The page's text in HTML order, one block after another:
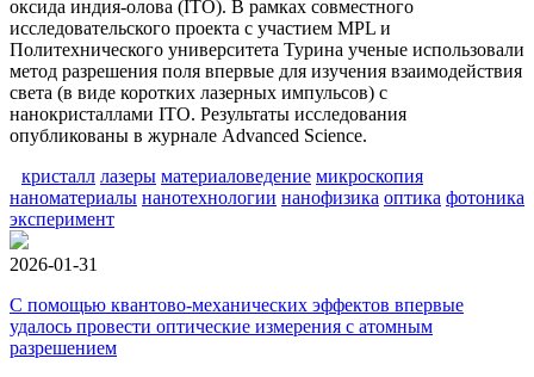
оксида индия-олова (ITO). В рамках совместного
исследовательского проекта с участием MPL и
Политехнического университета Турина ученые использовали
метод разрешения поля впервые для изучения взаимодействия
света (в виде коротких лазерных импульсов) с
нанокристаллами ITO. Результаты исследования
опубликованы в журнале Advanced Science.
кристалл лазеры материаловедение микроскопия
наноматериалы нанотехнологии нанофизика оптика фотоника
эксперимент
2026-01-31
С помощью квантово-механических эффектов впервые
удалось провести оптические измерения с атомным
разрешением